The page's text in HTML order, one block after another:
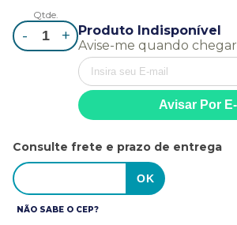
Qtde.
- +
Produto Indisponível
Avise-me quando chegar
Consulte frete e prazo de entrega
NÃO SABE O CEP?